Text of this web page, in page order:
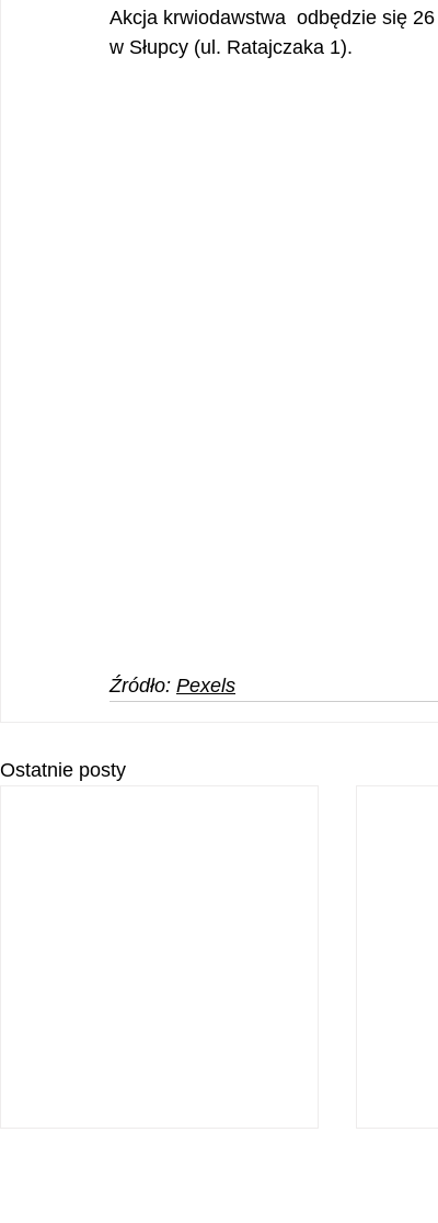
Akcja krwiodawstwa  odbędzie się
w Słupcy (ul. Ratajczaka 1).
Źródło: Pexels
Ostatnie posty